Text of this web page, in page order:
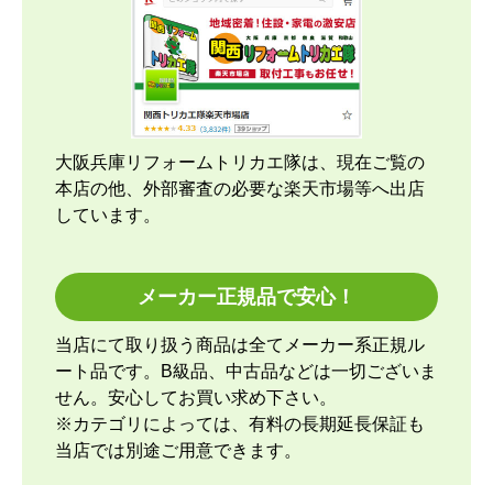
時期】2026年04月頃
【このショップを選んだ理由は？運営会社が割と近
くにあり、金額と価格.comの評価で決めました。
【注文からどのくらいで届きましたか？】
約2週間ですが、取付もお願いしたのでこの位の納
期になりました。
取付当日の午前中に1回、取付開始時間前に1回工事
スタッフさんから連絡して頂きました。取付け開始
前にも丁寧な説明があり、取付けている最中も細か
い箇所まで確認をしながら進めてくれて、古いエア
コンの取外しと回収に関しても資料を見せながら説
明して貰ったので納得できました。良いスタッフさ
んに来て貰ったと思っています。エアコンなのでし
ばらく取り換える事はないですが、次にエアコンを
大阪兵庫リフォームトリカエ隊は、現在ご覧の
本店の他、外部審査の必要な楽天市場等へ出店
しています。
メーカー正規品で安心！
当店にて取り扱う商品は全てメーカー系正規ル
ート品です。B級品、中古品などは一切ございま
せん。安心してお買い求め下さい。
※カテゴリによっては、有料の長期延長保証も
当店では別途ご用意できます。